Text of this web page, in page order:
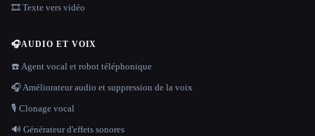
🎞️ Texte vers vidéo
🎧AUDIO ET VOIX
☎️ Agent vocal et robot téléphonique
🎧 Améliorateur audio et suppression de la voix
🎙️ Clonage vocal
🔊 Générateur d'effets sonores